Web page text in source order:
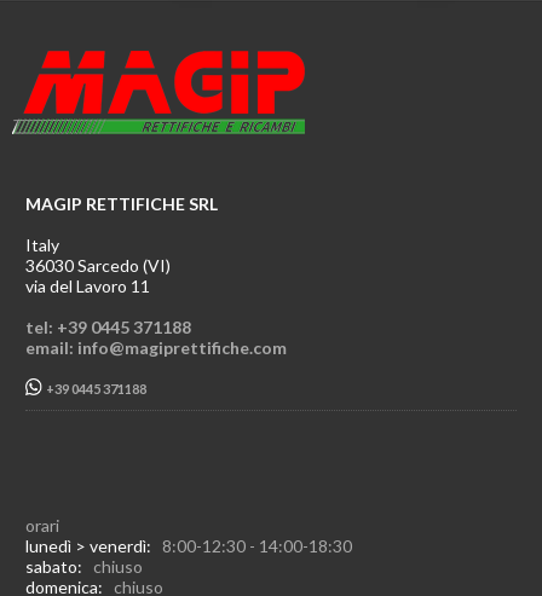
MAGIP RETTIFICHE SRL
Italy
36030 Sarcedo (VI)
via del Lavoro 11
tel: +39 0445 371188
email: info@magiprettifiche.com
+39 0445 371188
orari
lunedì > venerdì: 8:00-12:30 - 14:00-18:30
sabato: chiuso
domenica: chiuso